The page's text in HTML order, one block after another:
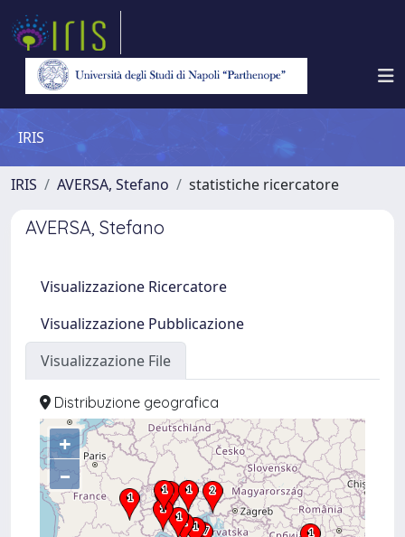
IRIS
IRIS AVERSA, Stefano statistiche ricercatore
AVERSA, Stefano
Visualizzazione Ricercatore
Visualizzazione Pubblicazione
Visualizzazione File
Distribuzione geografica
+
–